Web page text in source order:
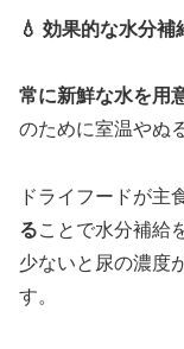
💧 効果的な水分補
常に新鮮な水を用
のために室温やぬ
ドライフードが主
ることで水分補給
少ないと尿の濃度
す。